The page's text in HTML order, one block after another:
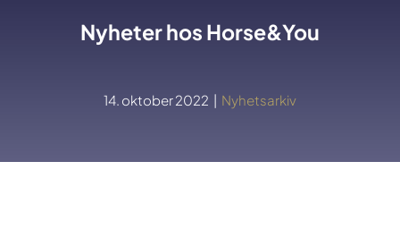
Nyheter hos Horse&You
14. oktober 2022 | Nyhetsarkiv